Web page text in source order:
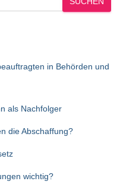
in Behörden und
als Nachfolger
die Abschaffung?
wichtig?